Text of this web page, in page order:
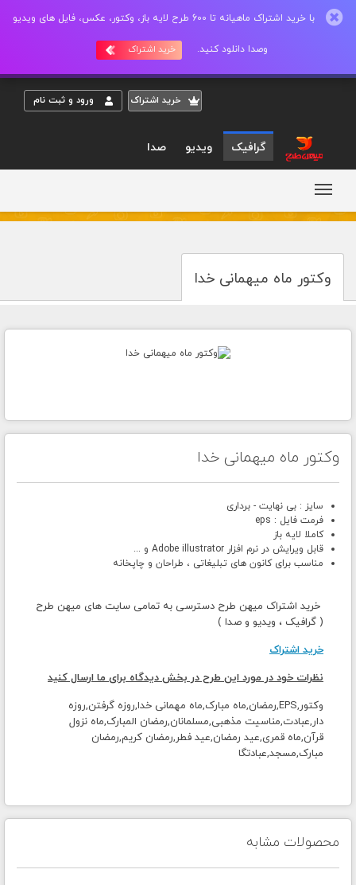
با خرید اشتراک ماهیانه تا 600 طرح لایه باز، وکتور، عکس، فایل های ویدیو
وصدا دانلود کنید. خرید اشتراک
خريد اشتراک ورود و ثبت نام
گرافیک ویدیو صدا
وکتور ماه میهمانی خدا
وکتور ماه میهمانی خدا
سایز : بی نهایت - برداری
فرمت فایل : eps
کاملا لایه باز
قابل ویرایش در نرم افزار Adobe illustrator و ...
مناسب برای کانون های تبلیغاتی ، طراحان و چاپخانه
خرید اشتراک میهن طرح دسترسی به تمامی سایت های میهن طرح
( گرافیک ، ویدیو و صدا )
خرید اشتراک
نظرات خود در مورد این طرح در بخش دیدگاه برای ما ارسال کنید
وکتور,EPS,رمضان,ماه مبارک,ماه مهمانی خدا,روزه گرفتن,روزه
دار,عبادت,مناسیت مذهبی,مسلمانان,رمضان المبارک,ماه نزول
قرآن,ماه قمری,عید رمضان,عید فطر,رمضان کریم,رمضان
مبارک,مسجد,عبادتگا
محصولات مشابه